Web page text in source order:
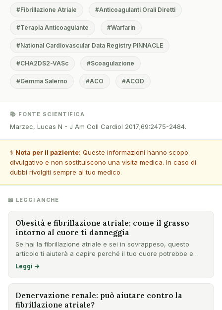
#Fibrillazione Atriale #Anticoagulanti Orali Diretti
#Terapia Anticoagulante #Warfarin
#National Cardiovascular Data Registry PINNACLE
#CHA2DS2-VASc #Scoagulazione
#Gemma Salerno #ACO #ACOD
📚 FONTE SCIENTIFICA
Marzec, Lucas N - J Am Coll Cardiol 2017;69:2475-2484.
⚕️ Nota per il paziente: Queste informazioni hanno scopo
divulgativo e non sostituiscono una visita medica. In caso di
dubbi rivolgiti sempre al tuo medico.
📖 LEGGI ANCHE
Obesità e fibrillazione atriale: come il grasso
intorno al cuore ti danneggia
Se hai la fibrillazione atriale e sei in sovrappeso, questo
articolo ti aiuterà a capire perché il tuo cuore potrebbe e…
Leggi →
Denervazione renale: può aiutare contro la
fibrillazione atriale?